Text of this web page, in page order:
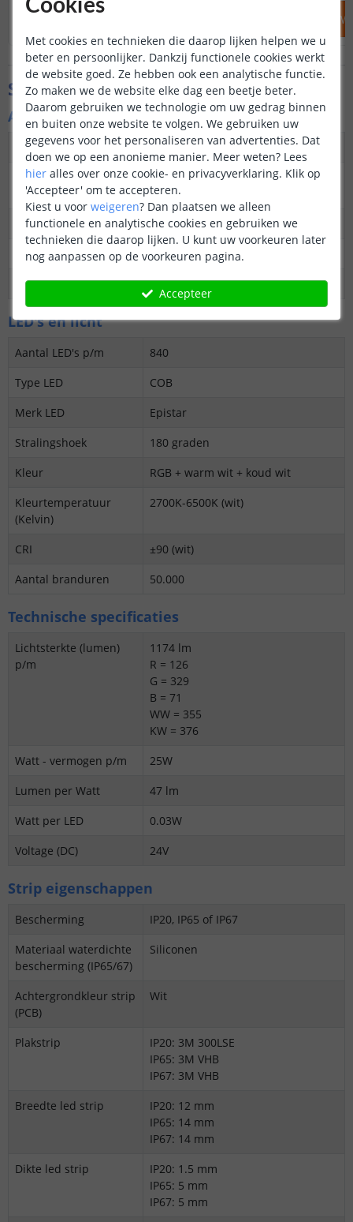
IN
Specificaties
Algemene kenmerken
Dimbaar
Ja
3M plakstrip over de
gehele lengte
Ja
Garantie
5 jaar
Op maat te knippen
24V: elke 3,6 cm
Datasheet
Download
LED's en licht
Aantal LED's p/m
840
Type LED
COB
Merk LED
Epistar
Stralingshoek
180 graden
Kleur
RGB + warm wit + koud wit
Kleurtemperatuur
(Kelvin)
2700K-6500K (wit)
CRI
±90 (wit)
Aantal branduren
50.000
Technische specificaties
Lichtsterkte (lumen)
p/m
1174 lm
R = 126
G = 329
B = 71
WW = 355
KW = 376
Watt - vermogen p/m
25W
Lumen per Watt
47 lm
Watt per LED
0.03W
Voltage (DC)
24V
Strip eigenschappen
Bescherming
IP20, IP65 of IP67
Materiaal waterdichte
bescherming (IP65/67)
Siliconen
Achtergrondkleur strip
(PCB)
Wit
Plakstrip
IP20: 3M 300LSE
IP65: 3M VHB
IP67: 3M VHB
Breedte led strip
IP20: 12 mm
IP65: 14 mm
IP67: 14 mm
Dikte led strip
IP20: 1.5 mm
IP65: 5 mm
IP67: 5 mm
Cookies
Met cookies en technieken die daarop lijken helpen we u
beter en persoonlijker. Dankzij functionele cookies werkt
de website goed. Ze hebben ook een analytische functie.
Zo maken we de website elke dag een beetje beter.
Daarom gebruiken we technologie om uw gedrag binnen
en buiten onze website te volgen. We gebruiken uw
gegevens voor het personaliseren van advertenties. Dat
doen we op een anonieme manier. Meer weten? Lees
hier alles over onze cookie- en privacyverklaring. Klik op
'Accepteer' om te accepteren.
Kiest u voor weigeren? Dan plaatsen we alleen
functionele en analytische cookies en gebruiken we
technieken die daarop lijken. U kunt uw voorkeuren later
nog aanpassen op de voorkeuren pagina.
Accepteer